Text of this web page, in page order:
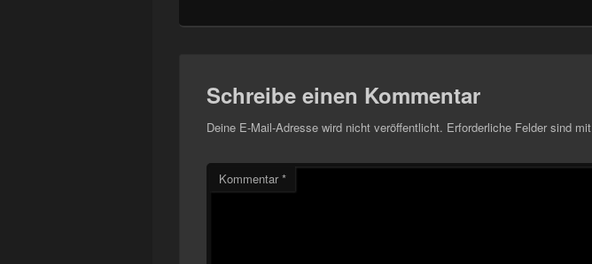
Schreibe einen Kommentar
Deine E-Mail-Adresse wird nicht veröffentlicht. Erforderliche Felder sind mit
Kommentar*